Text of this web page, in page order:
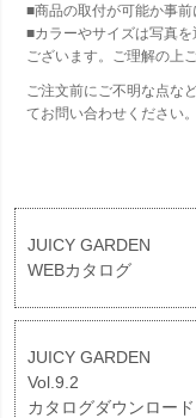
■商品の取付が可能か事前
■カラーやサイズは写真
ございます。ご理解の上
ご注文前にご不明な点な
てお問い合わせください。
JUICY GARDEN
WEBカタログ
JUICY GARDEN
Vol.9.2
カタログダウンロード